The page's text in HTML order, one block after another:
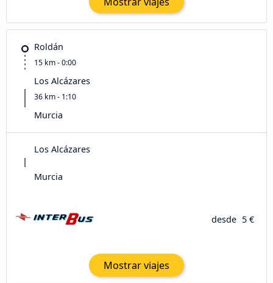
Roldán
15 km - 0:00
Los Alcázares
36 km - 1:10
Murcia
Los Alcázares
Murcia
desde 5 €
Mostrar viajes